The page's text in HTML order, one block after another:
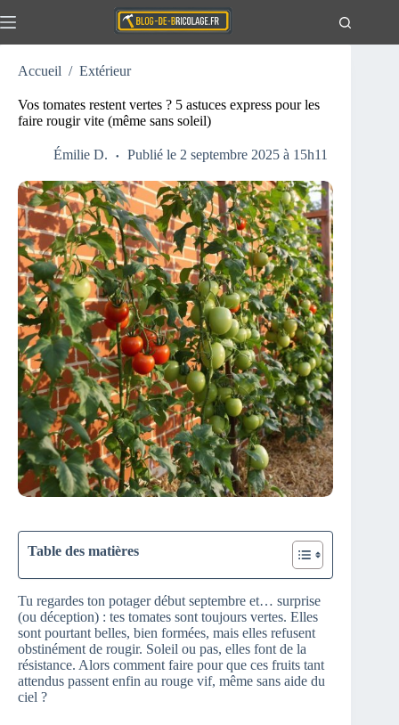
au
Aucun
Actualités
Extérieur
Maison
Accueil / Extérieur
Vos tomates restent vertes ? 5 astuces express pour les
faire rougir vite (même sans soleil)
Émilie D. Publié le 2 septembre 2025 à 15h11
Table des matières
Tu regardes ton potager début septembre et… surprise
(ou déception) : tes tomates sont toujours vertes. Elles
sont pourtant belles, bien formées, mais elles refusent
obstinément de rougir. Soleil ou pas, elles font de la
résistance. Alors comment faire pour que ces fruits tant
attendus passent enfin au rouge vif, même sans aide du
ciel ?